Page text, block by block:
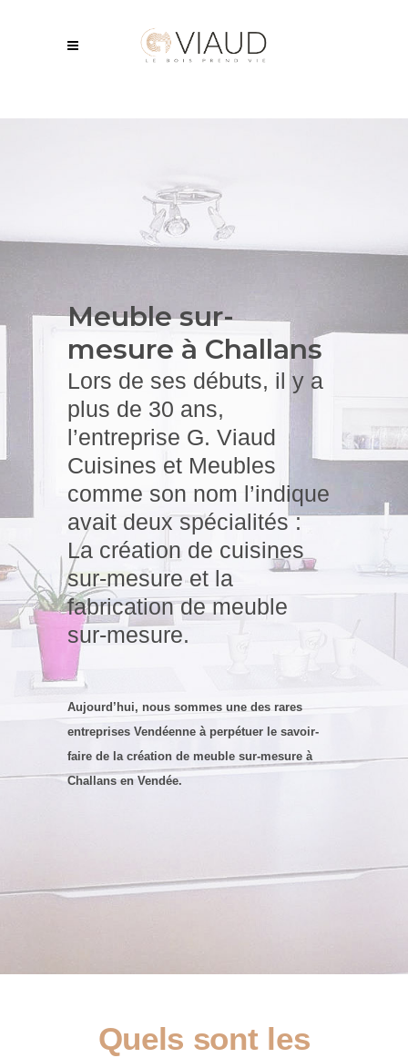
Meuble sur-
mesure à Challans
Lors de ses débuts, il y a
plus de 30 ans,
l’entreprise G. Viaud
Cuisines et Meubles
comme son nom l’indique
avait deux spécialités :
La création de cuisines
sur-mesure et la
fabrication de meuble
sur-mesure.
Aujourd’hui, nous sommes une des rares
entreprises Vendéenne à perpétuer le savoir-
faire de la création de meuble sur-mesure à
Challans en Vendée.
Quels sont les